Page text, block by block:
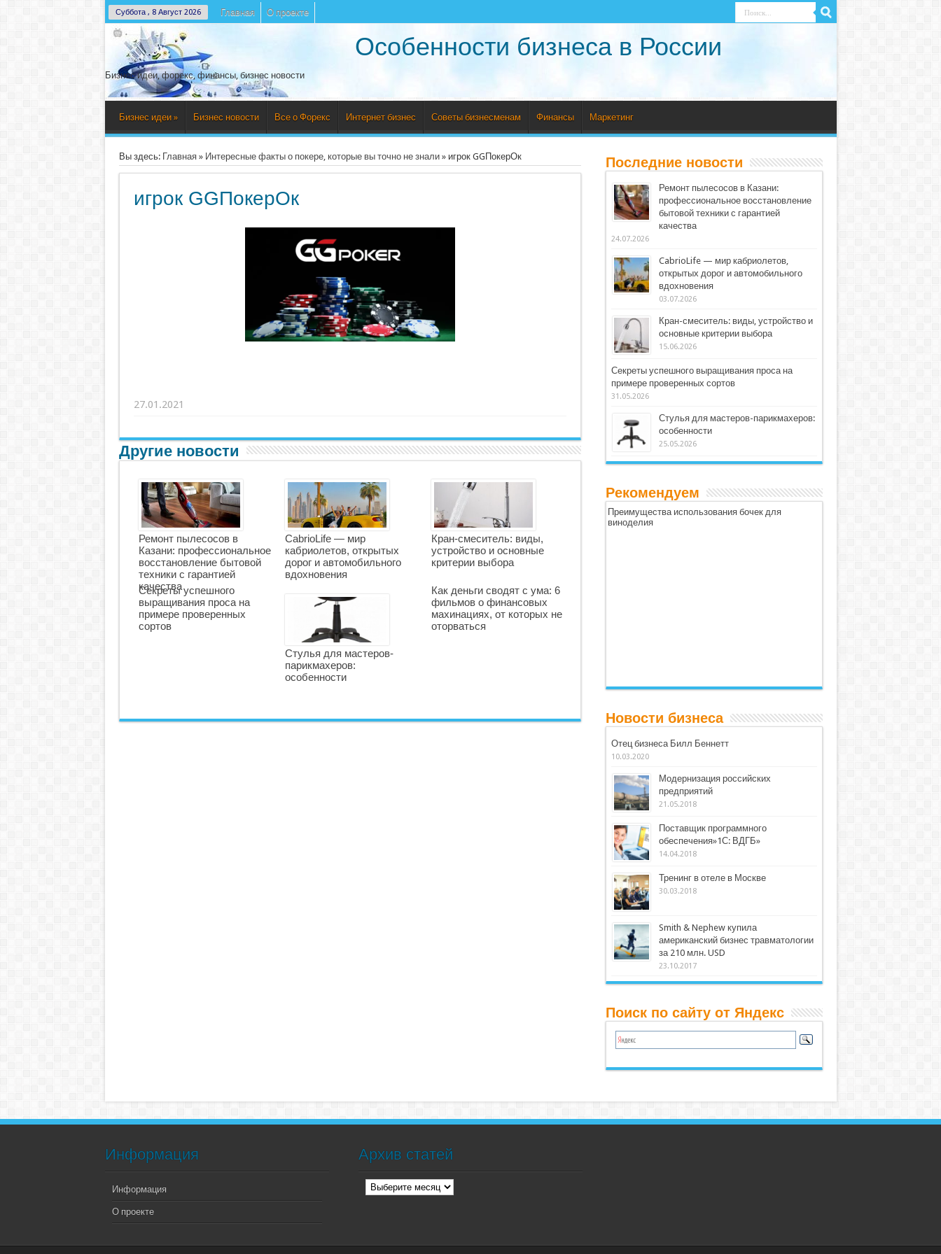
Суббота , 8 Август 2026 Главная О проекте
Особенности бизнеса в России
Бизнес идеи, форекс, финансы, бизнес новости
Бизнес идеи » Бизнес новости Все о Форекс Интернет бизнес Советы бизнесменам Финансы Маркетинг
Вы здесь: Главная» Интересные факты о покере, которые вы точно не знали» игрок GGПокерОк
игрок GGПокерОк
27.01.2021
Другие новости
Ремонт пылесосов в
Казани: профессиональное
восстановление бытовой
техники с гарантией
качества
CabrioLife — мир
кабриолетов, открытых
дорог и автомобильного
вдохновения
Кран-смеситель: виды,
устройство и основные
критерии выбора
Секреты успешного
выращивания проса на
примере проверенных
сортов
Стулья для мастеров-
парикмахеров:
особенности
Как деньги сводят с ума: 6
фильмов о финансовых
махинациях, от которых не
оторваться
Последние новости
Ремонт пылесосов в Казани:
профессиональное восстановление
бытовой техники с гарантией
качества
24.07.2026
CabrioLife — мир кабриолетов,
открытых дорог и автомобильного
вдохновения
03.07.2026
Кран-смеситель: виды, устройство и
основные критерии выбора
15.06.2026
Секреты успешного выращивания проса на
примере проверенных сортов
31.05.2026
Стулья для мастеров-парикмахеров:
особенности
25.05.2026
Рекомендуем
Преимущества использования бочек для
виноделия
Новости бизнеса
Отец бизнеса Билл Беннетт
10.03.2020
Модернизация российских
предприятий
21.05.2018
Поставщик программного
обеспечения»1С: ВДГБ»
14.04.2018
Тренинг в отеле в Москве
30.03.2018
Smith & Nephew купила
американский бизнес травматологии
за 210 млн. USD
23.10.2017
Поиск по сайту от Яндекс
Информация
Информация
О проекте
Архив статей
Архив
статей